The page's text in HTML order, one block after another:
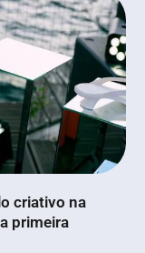
criativo na
primeira